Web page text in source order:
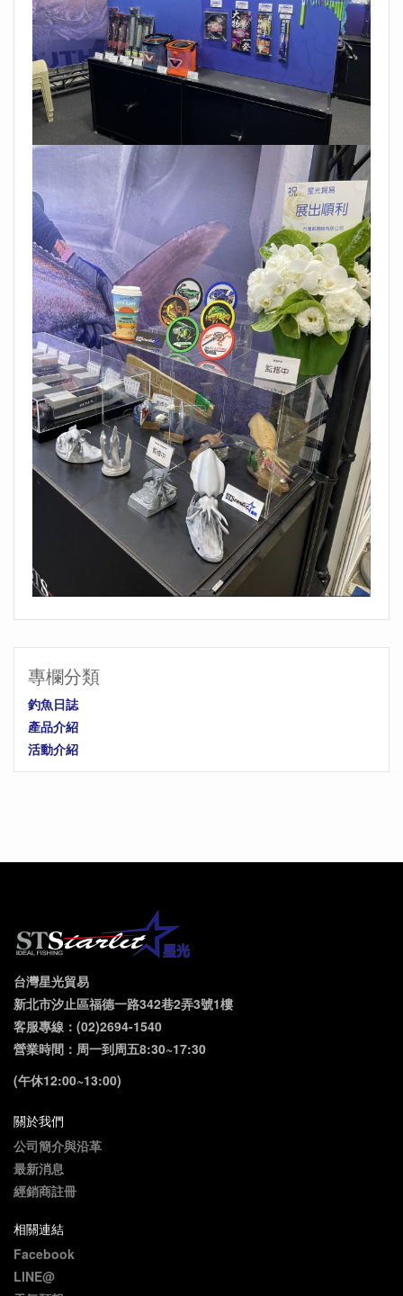
專欄分類
釣魚日誌
產品介紹
活動介紹
台灣星光貿易
新北市汐止區福德一路342巷2弄3號1樓
客服專線：(02)2694-1540
營業時間：周一到周五8:30~17:30
(午休12:00~13:00)
關於我們
公司簡介與沿革
最新消息
經銷商註冊
相關連結
Facebook
LINE@